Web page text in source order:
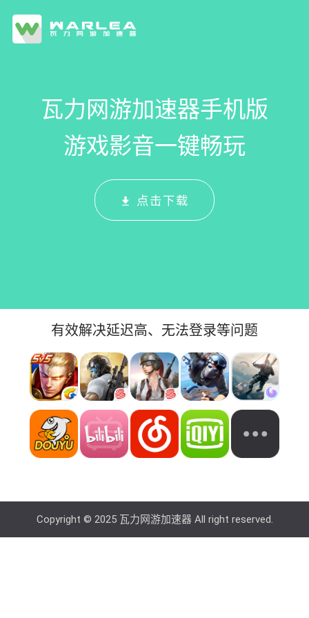
瓦力网游加速器手机版
游戏影音一键畅玩
点击下载
有效解决延迟高、无法登录等问题
Copyright © 2025 瓦力网游加速器 All right reserved.